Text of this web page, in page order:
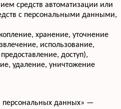
средств автоматизации или
с персональными данными,
хранение, уточнение
использование,
доступ),
удаление, уничтожение
персональных данных» —